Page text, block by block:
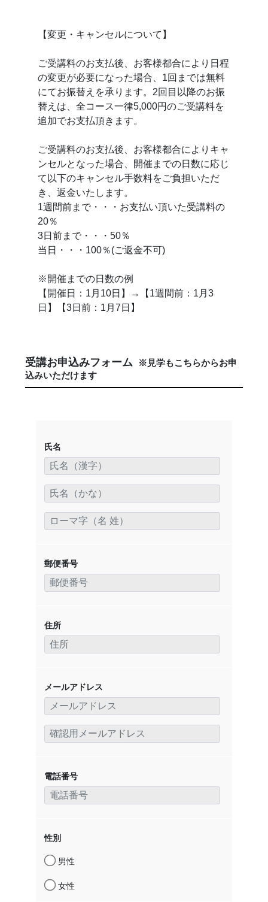
【変更・キャンセルについて】
ご受講料のお支払後、お客様都合により日程
の変更が必要になった場合、1回までは無料
にてお振替えを承ります。2回目以降のお振
替えは、全コース一律5,000円のご受講料を
追加でお支払頂きます。
ご受講料のお支払後、お客様都合によりキャ
ンセルとなった場合、開催までの日数に応じ
て以下のキャンセル手数料をご負担いただ
き、返金いたします。
1週間前まで・・・お支払い頂いた受講料の
20％
3日前まで・・・50％
当日・・・100％(ご返金不可)
※開催までの日数の例
【開催日：1月10日】→【1週間前：1月3
日】【3日前：1月7日】
受講お申込みフォーム
※見学もこちらからお申
込みいただけます
氏名
郵便番号
住所
メールアドレス
電話番号
性別
男性
女性